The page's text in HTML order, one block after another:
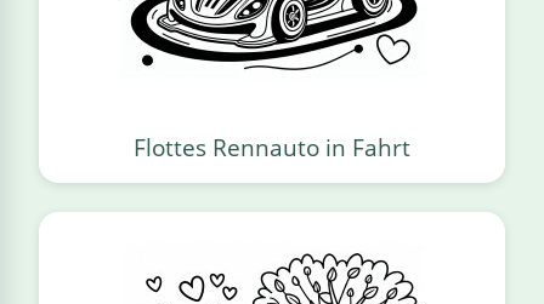
Flottes Rennauto in Fahrt